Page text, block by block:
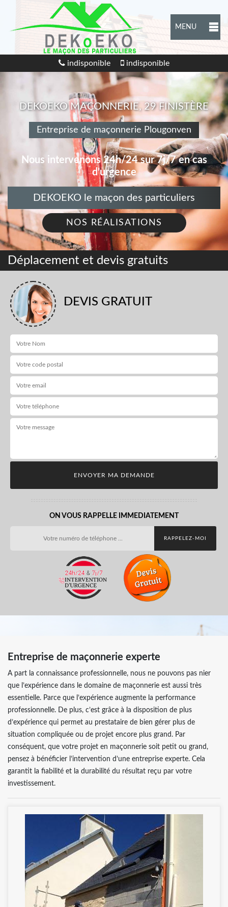
MENU
indisponible indisponible
DEKOEKO MAÇONNERIE, 29 FINISTÈRE
Entreprise de maçonnerie Plougonven
Nous intervenons 24h/24 sur 7j/7 en cas
d'urgence
DEKOEKO le maçon des particuliers
NOS RÉALISATIONS
Déplacement et devis gratuits
DEVIS GRATUIT
ON VOUS RAPPELLE IMMEDIATEMENT
Entreprise de maçonnerie experte
A part la connaissance professionnelle, nous ne pouvons pas nier
que l’expérience dans le domaine de maçonnerie est aussi très
essentielle. Parce que l’expérience augmente la performance
professionnelle. De plus, c’est grâce à la disposition de plus
d’expérience qui permet au prestataire de bien gérer plus de
situation compliquée ou de projet encore plus grand. Par
conséquent, que votre projet en maçonnerie soit petit ou grand,
pensez à bénéficier l’intervention d’une entreprise experte. Cela
garantit la fiabilité et la durabilité du résultat reçu par votre
investissement.